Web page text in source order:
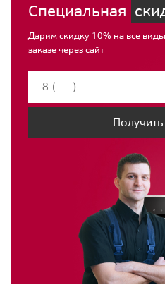
Специальная
Дарим скидку 10% на все
заказе через сайт